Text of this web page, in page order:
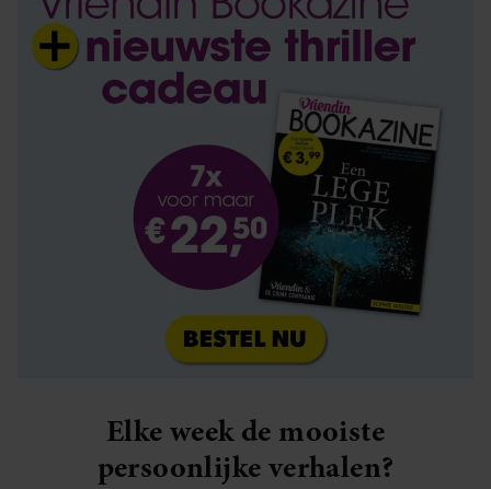
Elke week de mooiste
persoonlijke verhalen?